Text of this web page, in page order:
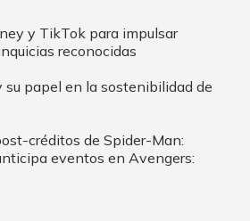
y TikTok para impulsar
reconocidas
su papel en la sostenibilidad de
créditos de Spider-Man:
eventos en Avengers: